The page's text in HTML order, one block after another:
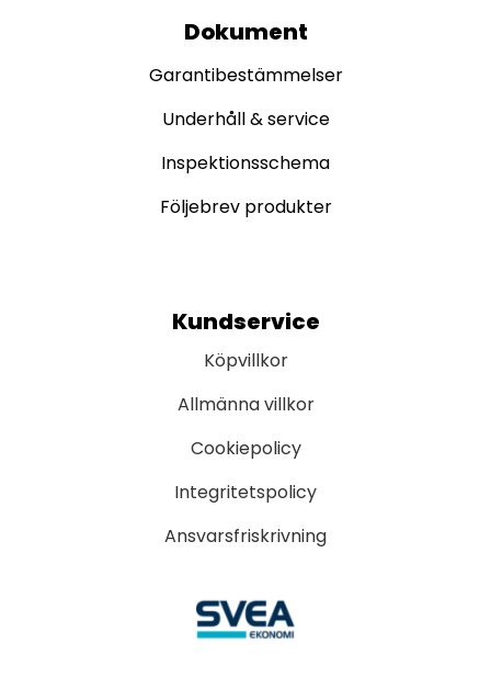
Dokument
Garantibestämmelser
Underhåll & service
Inspektionsschema
Följebrev produkter
Kundservice
Köpvillkor
Allmänna villkor
Cookiepolicy
Integritetspolicy
Ansvarsfriskrivning